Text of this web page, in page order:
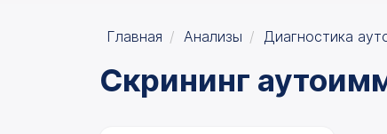
Главная Анализы Диагностика
Скрининг